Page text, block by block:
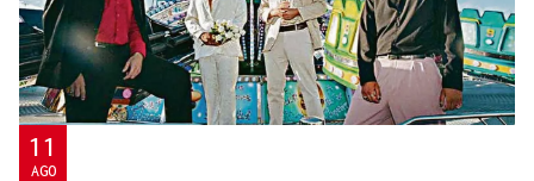
11
AGO